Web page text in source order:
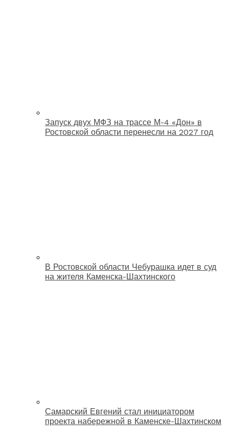
Запуск двух МФЗ на трассе М-4 «Дон» в
Ростовской области перенесли на 2027 год
В Ростовской области Чебурашка идет в суд
на жителя Каменска-Шахтинского
Самарский Евгений стал инициатором
проекта набережной в Каменске-Шахтинском